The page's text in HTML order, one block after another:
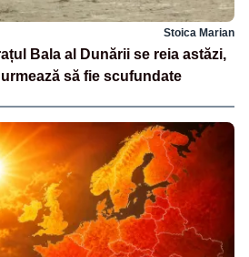
Stoica Marian
Bala al Dunării se reia astăzi,
să fie scufundate